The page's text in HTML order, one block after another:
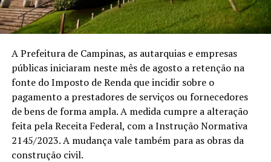
A Prefeitura de Campinas, as autarquias e empresas
públicas iniciaram neste mês de agosto a retenção na
fonte do Imposto de Renda que incidir sobre o
pagamento a prestadores de serviços ou fornecedores
de bens de forma ampla. A medida cumpre a alteração
feita pela Receita Federal, com a Instrução Normativa
2145/2023. A mudança vale também para as obras da
construção civil.